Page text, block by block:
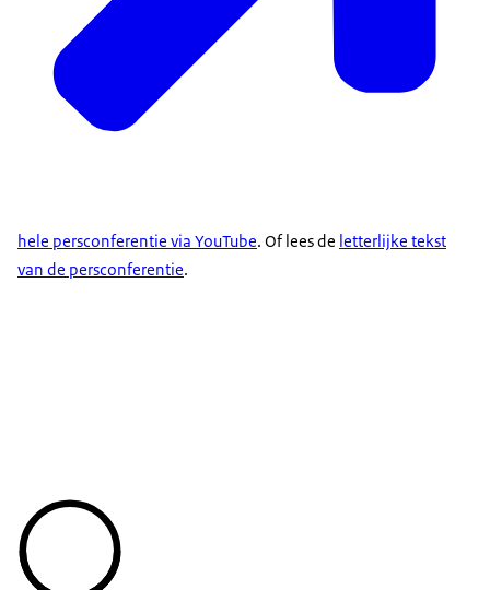
hele persconferentie via YouTube. Of lees de letterlijke tekst
van de persconferentie.